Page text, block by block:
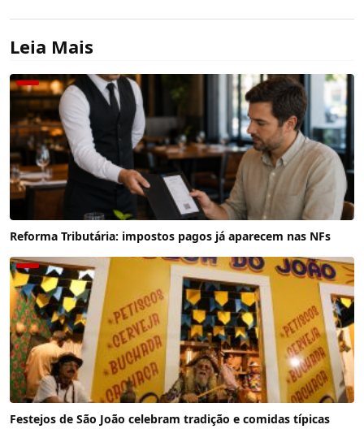
Leia Mais
Reforma Tributária: impostos pagos já aparecem nas NFs
Festejos de São João celebram tradição e comidas típicas